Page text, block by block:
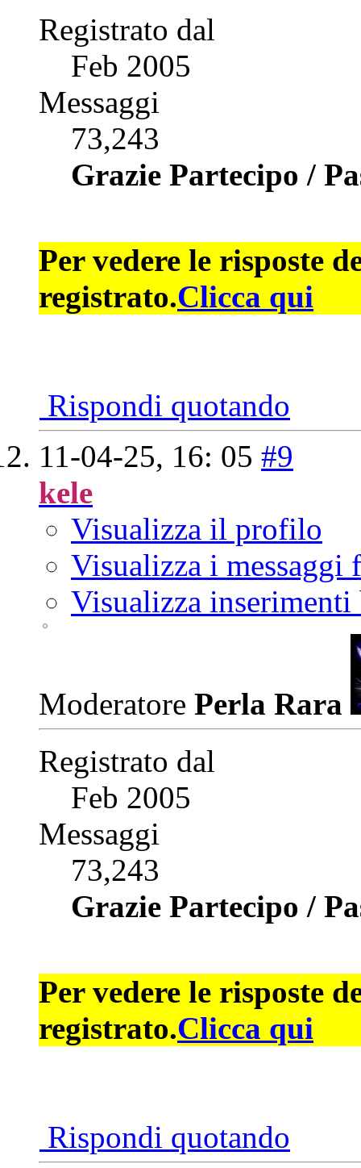
Registrato dal
Feb 2005
Messaggi
73,243
Grazie Partecipo /
Per vedere le risposte
registrato.Clicca qui
Rispondi quotando
11-04-25, 16: 05 #9
kele
Visualizza il profilo
Visualizza i messaggi
Visualizza inserimenti
Moderatore Perla Rara
Registrato dal
Feb 2005
Messaggi
73,243
Grazie Partecipo /
Per vedere le risposte
registrato.Clicca qui
Rispondi quotando